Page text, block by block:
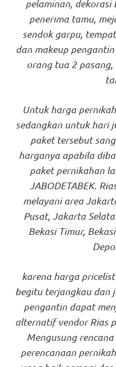
pelaminan,
penerima tamu,
sendok garpu,
dan makeup
orang tua 2
Untuk harga
sedangkan untuk hari
paket tersebut
harganya apabila
paket pernikahan
JABODETABEK.
melayani area
Pusat, Jakarta
Bekasi Timur,
karena harga
begitu terjangkau dan
pengantin dapat
alternatif vendor Rias
Mengusung
perencanaan